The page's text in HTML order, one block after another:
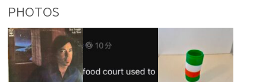
PHOTOS